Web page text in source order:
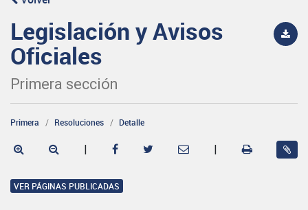
Legislación y Avisos
Oficiales
Primera sección
Primera Resoluciones Detalle
| |
VER PÁGINAS PUBLICADAS